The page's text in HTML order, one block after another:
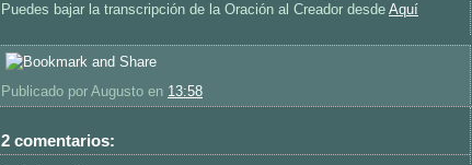
Puedes bajar la transcripción de la Oración al Creador desde Aquí
Publicado por Augusto en 13:58
2 comentarios: